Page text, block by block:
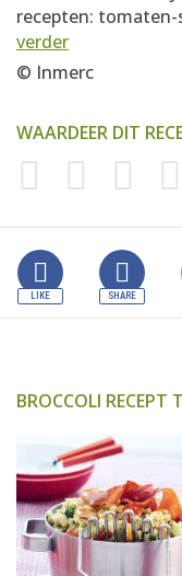
recepten: tomaten-
verder
© Inmerc
WAARDEER DIT
BROCCOLI RECEPT